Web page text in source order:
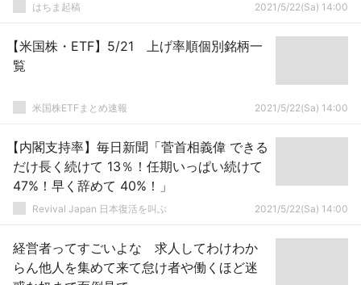
はちま起稿 2021/5/22(Sa) 14:00
【米国株・ETF】5/21 上げ率順個別銘柄一
覧
米国株ETFまとめ速報 2021/5/22(Sa) 14:00
【内閣支持率】毎日新聞「菅首相義偉 できる
だけ長く続けて 13％！任期いっぱい続けて
47%！早く辞めて 40%！」
Revival Japan 日本復活を叫ぶ 2021/5/22(Sa) 14:00
経営者ってすごいよな 求人してわけわか
らん他人を集めて来て怠け者や働くほど迷